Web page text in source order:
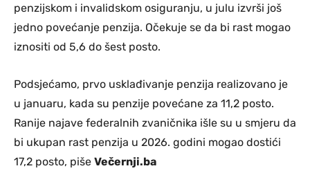
penzijskom i invalidskom osiguranju, u julu izvrši još
jedno povećanje penzija. Očekuje se da bi rast mogao
iznositi od 5,6 do šest posto.
Podsjećamo, prvo usklađivanje penzija realizovano je
u januaru, kada su penzije povećane za 11,2 posto.
Ranije najave federalnih zvaničnika išle su u smjeru da
bi ukupan rast penzija u 2026. godini mogao dostići
17,2 posto, piše Večernji.ba